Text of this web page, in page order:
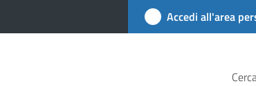
Accedi all'area